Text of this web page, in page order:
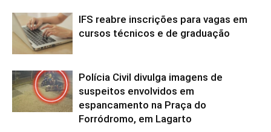
IFS reabre inscrições para vagas em
cursos técnicos e de graduação
Polícia Civil divulga imagens de
suspeitos envolvidos em
espancamento na Praça do
Forródromo, em Lagarto